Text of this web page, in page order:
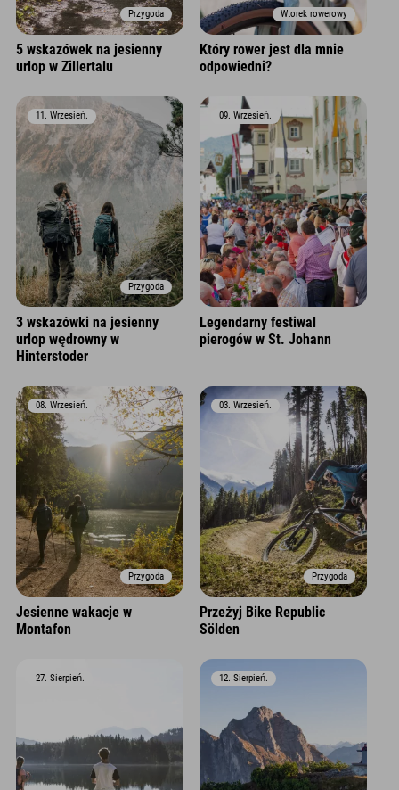
Przygoda
5 wskazówek na jesienny
urlop w Zillertalu
Wtorek rowerowy
Który rower jest dla mnie
odpowiedni?
Przygoda
11. Wrzesień.
3 wskazówki na jesienny
urlop wędrowny w
Hinterstoder
09. Wrzesień.
Legendarny festiwal
pierogów w St. Johann
Przygoda
08. Wrzesień.
Jesienne wakacje w
Montafon
Przygoda
03. Wrzesień.
Przeżyj Bike Republic
Sölden
27. Sierpień. 12. Sierpień.